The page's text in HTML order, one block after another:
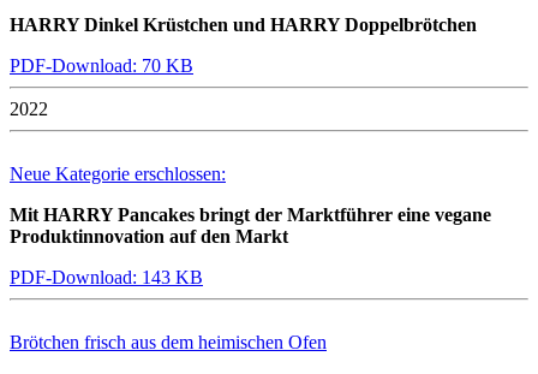
HARRY Dinkel Krüstchen und HARRY Doppelbrötchen
PDF-Download: 70 KB
2022
Neue Kategorie erschlossen:
Mit HARRY Pancakes bringt der Marktführer eine vegane
Produktinnovation auf den Markt
PDF-Download: 143 KB
Brötchen frisch aus dem heimischen Ofen